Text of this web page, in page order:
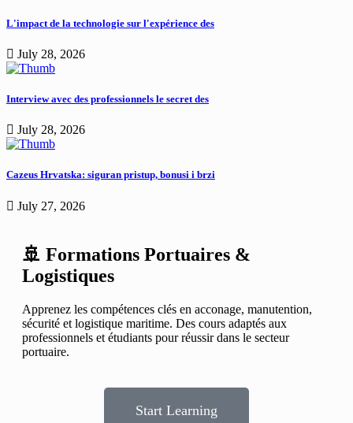
L'impact de la technologie sur l'expérience des
July 28, 2026
Interview avec des professionnels le secret des
July 28, 2026
Cazeus Hrvatska: siguran pristup, bonusi i brzi
July 27, 2026
🚢 Formations Portuaires &
Logistiques
Apprenez les compétences clés en acconage, manutention,
sécurité et logistique maritime. Des cours adaptés aux
professionnels et étudiants pour réussir dans le secteur
portuaire.
Start Learning